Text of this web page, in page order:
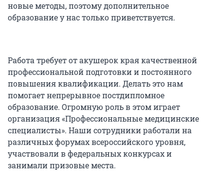
новые методы, поэтому дополнительное
образование у нас только приветствуется.
Работа требует от акушерок края качественной
профессиональной подготовки и постоянного
повышения квалификации. Делать это нам
помогает непрерывное постдипломное
образование. Огромную роль в этом играет
организация «Профессиональные медицинские
специалисты». Наши сотрудники работали на
различных форумах всероссийского уровня,
участвовали в федеральных конкурсах и
занимали призовые места.